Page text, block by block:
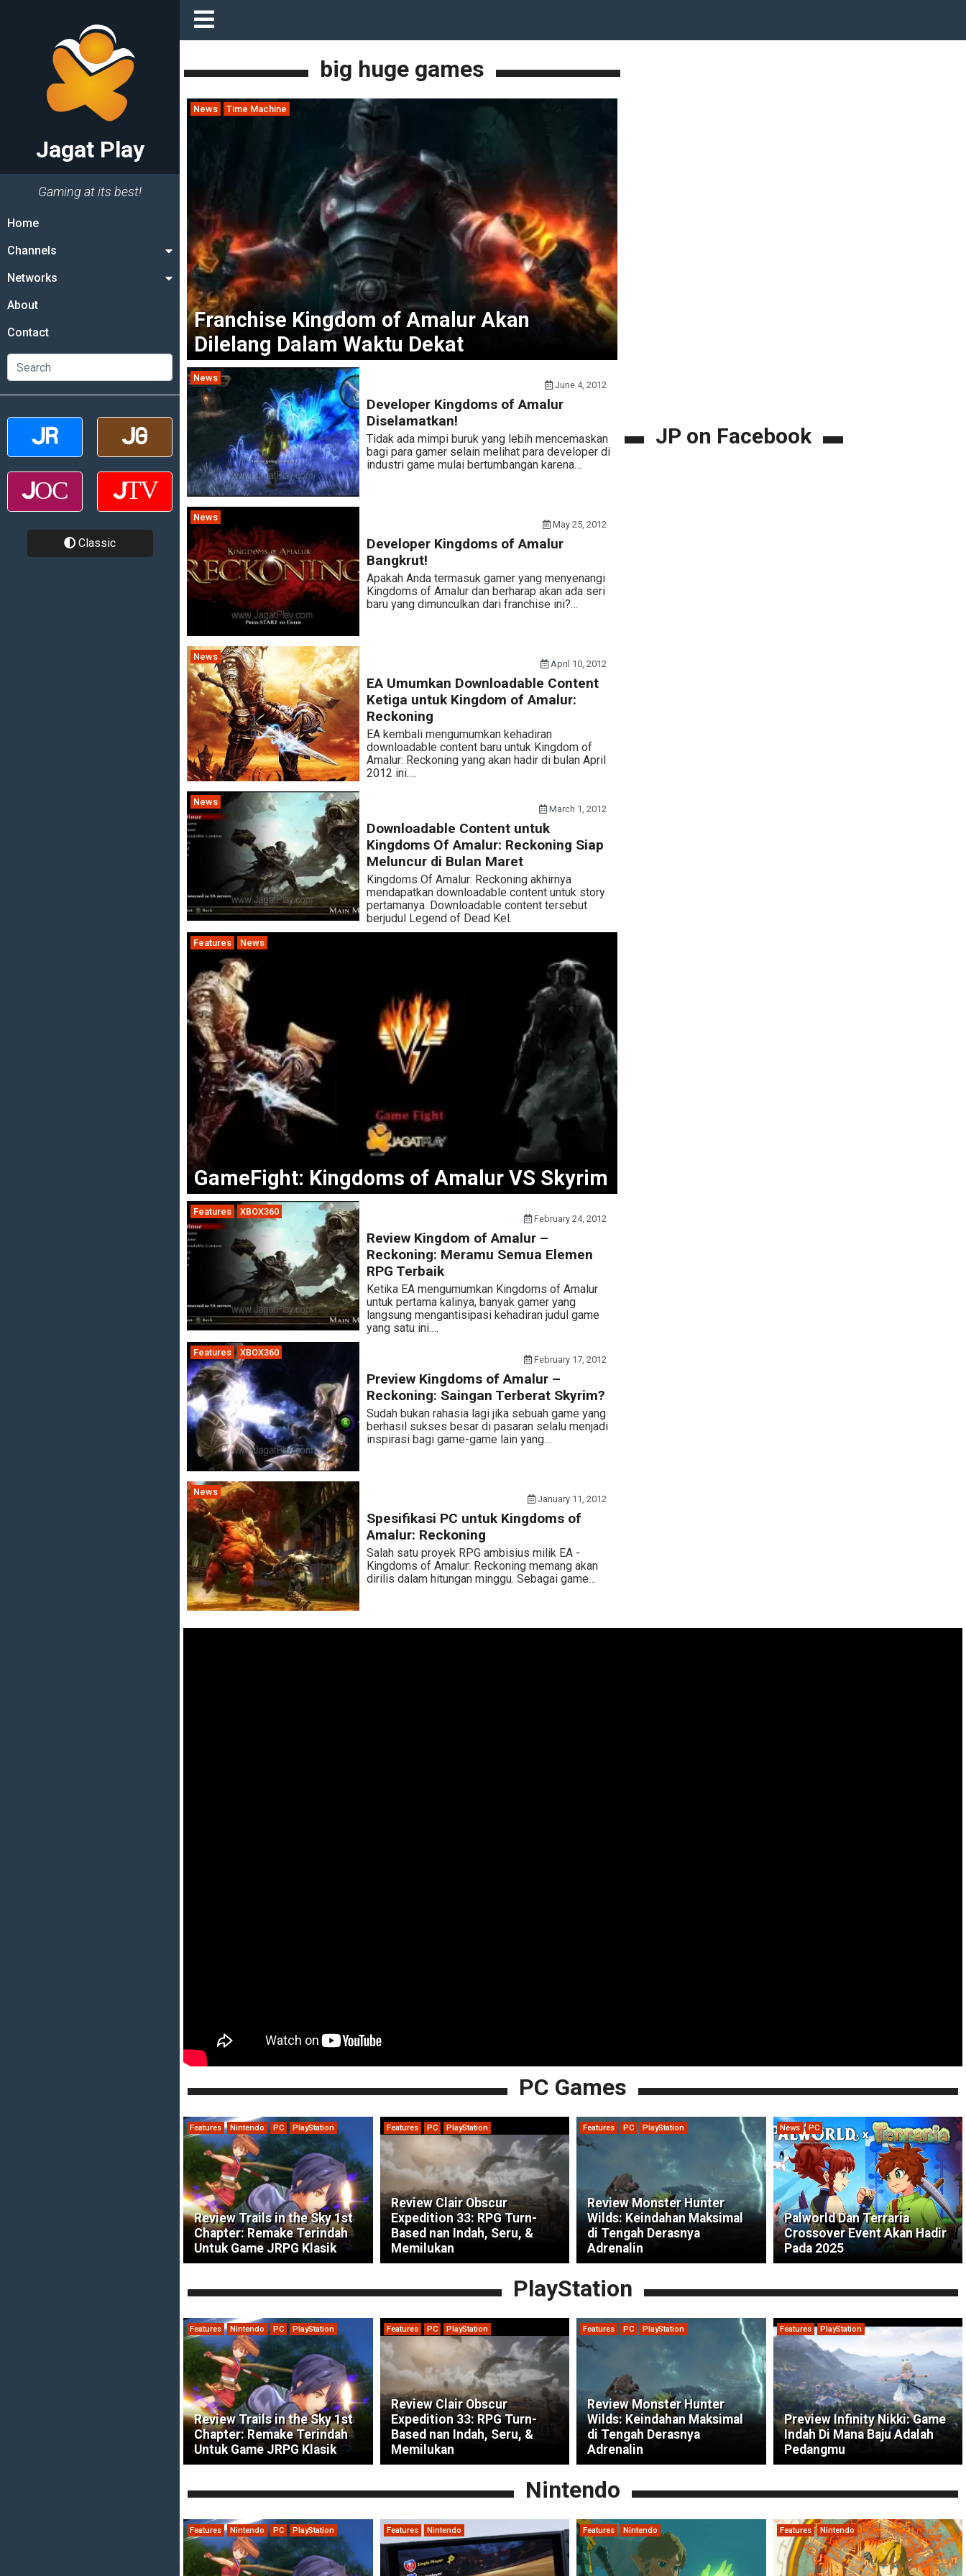
Jagat Play
Gaming at its best!
Home
Channels
Networks
About
Contact
Classic
big huge games
News Time Machine
Franchise Kingdom of Amalur Akan
Dilelang Dalam Waktu Dekat
News
June 4, 2012
Developer Kingdoms of Amalur
Diselamatkan!
Tidak ada mimpi buruk yang lebih mencemaskan
bagi para gamer selain melihat para developer di
industri game mulai bertumbangan karena…
News
May 25, 2012
Developer Kingdoms of Amalur
Bangkrut!
Apakah Anda termasuk gamer yang menyenangi
Kingdoms of Amalur dan berharap akan ada seri
baru yang dimunculkan dari franchise ini?…
News
April 10, 2012
EA Umumkan Downloadable Content
Ketiga untuk Kingdom of Amalur:
Reckoning
EA kembali mengumumkan kehadiran
downloadable content baru untuk Kingdom of
Amalur: Reckoning yang akan hadir di bulan April
2012 ini.…
News
March 1, 2012
Downloadable Content untuk
Kingdoms Of Amalur: Reckoning Siap
Meluncur di Bulan Maret
Kingdoms Of Amalur: Reckoning akhirnya
mendapatkan downloadable content untuk story
pertamanya. Downloadable content tersebut
berjudul Legend of Dead Kel.
Features News
GameFight: Kingdoms of Amalur VS Skyrim
Features XBOX360
February 24, 2012
Review Kingdom of Amalur –
Reckoning: Meramu Semua Elemen
RPG Terbaik
Ketika EA mengumumkan Kingdoms of Amalur
untuk pertama kalinya, banyak gamer yang
langsung mengantisipasi kehadiran judul game
yang satu ini.…
Features XBOX360
February 17, 2012
Preview Kingdoms of Amalur –
Reckoning: Saingan Terberat Skyrim?
Sudah bukan rahasia lagi jika sebuah game yang
berhasil sukses besar di pasaran selalu menjadi
inspirasi bagi game-game lain yang…
News
January 11, 2012
Spesifikasi PC untuk Kingdoms of
Amalur: Reckoning
Salah satu proyek RPG ambisius milik EA -
Kingdoms of Amalur: Reckoning memang akan
dirilis dalam hitungan minggu. Sebagai game…
PC Games
Features Nintendo PC PlayStation
Review Trails in the Sky 1st
Chapter: Remake Terindah
Untuk Game JRPG Klasik
Features PC PlayStation
Review Clair Obscur
Expedition 33: RPG Turn-
Based nan Indah, Seru, &
Memilukan
Features PC PlayStation
Review Monster Hunter
Wilds: Keindahan Maksimal
di Tengah Derasnya
Adrenalin
News PC
Palworld Dan Terraria
Crossover Event Akan Hadir
Pada 2025
PlayStation
Features Nintendo PC PlayStation
Review Trails in the Sky 1st
Chapter: Remake Terindah
Untuk Game JRPG Klasik
Features PC PlayStation
Review Clair Obscur
Expedition 33: RPG Turn-
Based nan Indah, Seru, &
Memilukan
Features PC PlayStation
Review Monster Hunter
Wilds: Keindahan Maksimal
di Tengah Derasnya
Adrenalin
Features PlayStation
Preview Infinity Nikki: Game
Indah Di Mana Baju Adalah
Pedangmu
Nintendo
Features Nintendo PC PlayStation Features Nintendo Features Nintendo Features Nintendo
JP on Facebook